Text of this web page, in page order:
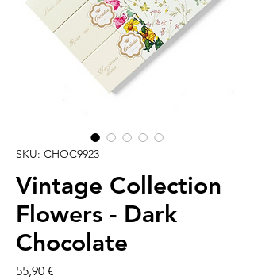
SKU: CHOC9923
Vintage Collection
Flowers - Dark
Chocolate
55,90 €